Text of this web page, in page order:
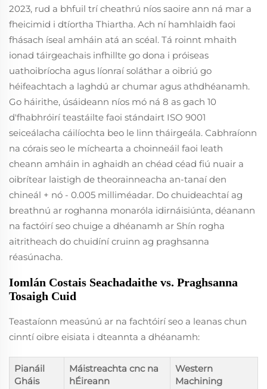
2023, rud a bhfuil trí cheathrú níos saoire ann ná mar a
fheicimid i dtíortha Thiartha. Ach ní hamhlaidh faoi
fhásach íseal amháin atá an scéal. Tá roinnt mhaith
ionad táirgeachais infhillte go dona i próiseas
uathoibríocha agus líonraí soláthar a oibriú go
héifeachtach a laghdú ar chumar agus athdhéanamh.
Go háirithe, úsáideann níos mó ná 8 as gach 10
d'fhabhróirí teastáilte faoi stándairt ISO 9001
seiceálacha cáilíochta beo le linn tháirgeála. Cabhraíonn
na córais seo le míchearta a choinneáil faoi leath
cheann amháin in aghaidh an chéad céad fiú nuair a
oibrítear laistigh de theorainneacha an-tanaí den
chineál + nó - 0.005 milliméadar. Do chuideachtaí ag
breathnú ar roghanna monaróla idirnáisiúnta, déanann
na factóirí seo chuige a dhéanamh ar Shín rogha
aitritheach do chuidíní cruinn ag praghsanna
réasúnacha.
Iomlán Costais Seachadaithe vs. Praghsanna
Tosaigh Cuid
Teastaíonn measúnú ar na fachtóirí seo a leanas chun
cinntí oibre eisiata i dteannta a dhéanamh:
Pianáil
Gháis
Máistreachta cnc na
hÉireann
Western
Machining